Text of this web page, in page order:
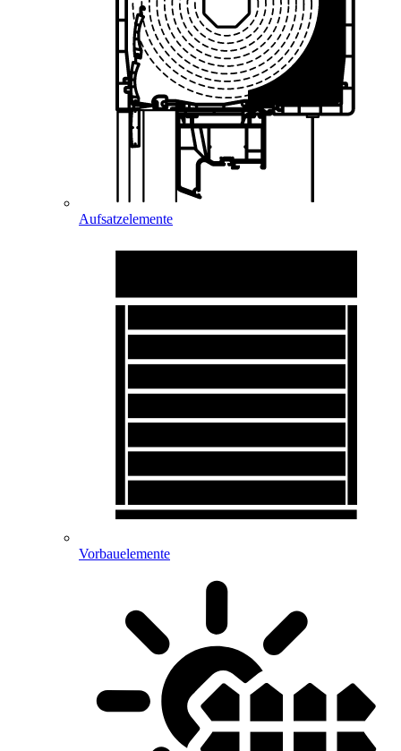
Aufsatzelemente
Vorbauelemente